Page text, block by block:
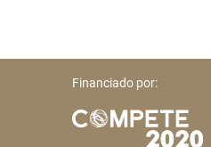
Financiado por: